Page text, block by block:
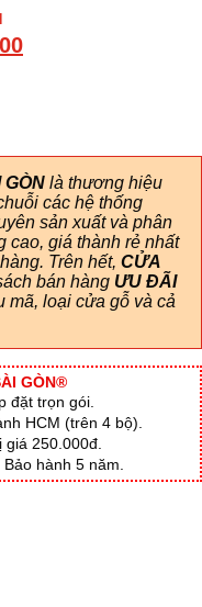
GÒN là thương hiệu
các hệ thống
sản xuất và phân
cao, giá thành rẻ nhất
Trên hết, CỬA
bán hàng ƯU ĐÃI
mã, loại cửa gỗ và cả
GÒN®
đặt trọn gói.
HCM (trên 4 bộ).
250.000đ.
hành 5 năm.